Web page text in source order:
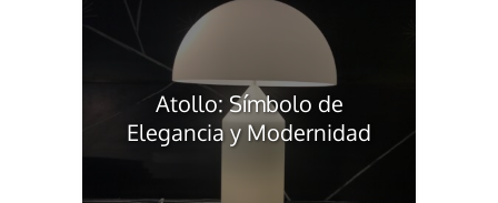
Atollo: Símbolo de
Elegancia y Modernidad